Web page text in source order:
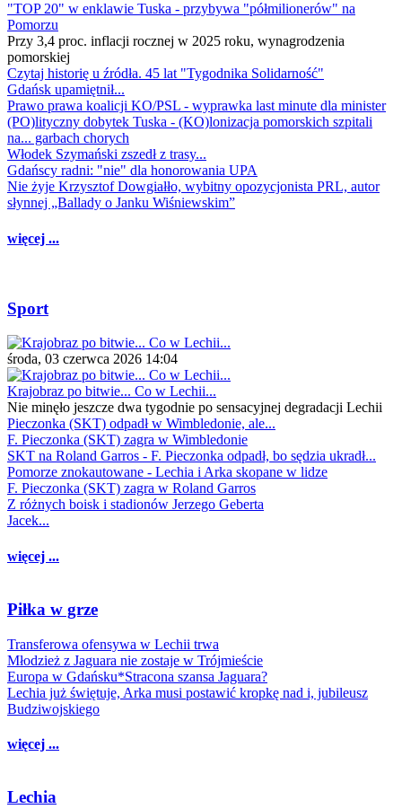
"TOP 20" w enklawie Tuska - przybywa "półmilionerów" na
Pomorzu
Przy 3,4 proc. inflacji rocznej w 2025 roku, wynagrodzenia
pomorskiej
Czytaj historię u źródła. 45 lat "Tygodnika Solidarność"
Gdańsk upamiętnił...
Prawo prawa koalicji KO/PSL - wyprawka last minute dla minister
(PO)lityczny dobytek Tuska - (KO)lonizacja pomorskich szpitali
na... garbach chorych
Włodek Szymański zszedł z trasy...
Gdańscy radni: "nie" dla honorowania UPA
Nie żyje Krzysztof Dowgiałło, wybitny opozycjonista PRL, autor
słynnej „Ballady o Janku Wiśniewskim”
więcej ...
Sport
środa, 03 czerwca 2026 14:04
Krajobraz po bitwie... Co w Lechii...
Nie minęło jeszcze dwa tygodnie po sensacyjnej degradacji Lechii
Pieczonka (SKT) odpadł w Wimbledonie, ale...
F. Pieczonka (SKT) zagra w Wimbledonie
SKT na Roland Garros - F. Pieczonka odpadł, bo sędzia ukradł...
Pomorze znokautowane - Lechia i Arka skopane w lidze
F. Pieczonka (SKT) zagra w Roland Garros
Z różnych boisk i stadionów Jerzego Geberta
Jacek...
więcej ...
Piłka w grze
Transferowa ofensywa w Lechii trwa
Młodzież z Jaguara nie zostaje w Trójmieście
Europa w Gdańsku*Stracona szansa Jaguara?
Lechia już świętuje, Arka musi postawić kropkę nad i, jubileusz
Budziwojskiego
więcej ...
Lechia